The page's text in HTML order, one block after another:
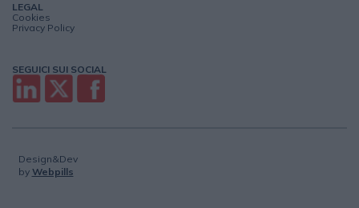
LEGAL
Cookies
Privacy Policy
SEGUICI SUI SOCIAL
Design&Dev
by Webpills